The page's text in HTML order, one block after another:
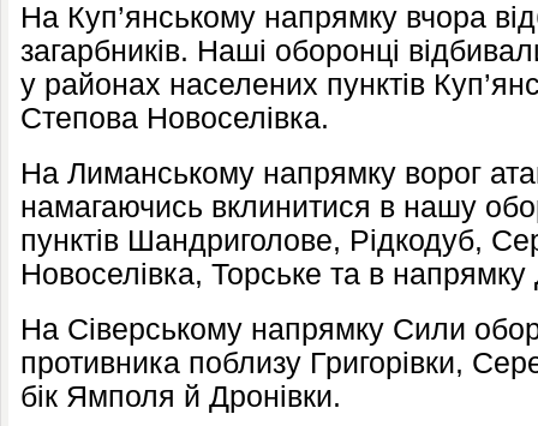
На Куп’янському напрямку вчора
загарбників. Наші оборонці
у районах населених пунктів
Степова Новоселівка.
На Лиманському напрямку ворог
намагаючись вклинитися в нашу
пунктів Шандриголове, Рідкодуб,
Новоселівка, Торське та в
На Сіверському напрямку Сили
противника поблизу Григорівки,
бік Ямполя й Дронівки.